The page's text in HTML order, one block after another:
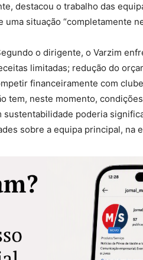
destacou o trabalho das
situação “completamente
o dirigente, o Varzim
limitadas; redução do
financeiramente com
tem, neste momento,
poderia
sobre a equipa principal, na